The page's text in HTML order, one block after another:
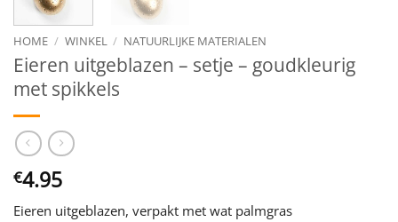
HOME / WINKEL / NATUURLIJKE MATERIALEN
Eieren uitgeblazen – setje – goudkleurig
met spikkels
€4.95
Eieren uitgeblazen, verpakt met wat palmgras